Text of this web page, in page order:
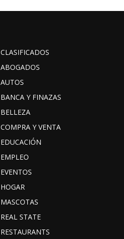
CLASIFICADOS
ABOGADOS
AUTOS
BANCA Y FINAZAS
BELLEZA
COMPRA Y VENTA
EDUCACIÓN
EMPLEO
EVENTOS
HOGAR
MASCOTAS
REAL STATE
RESTAURANTS